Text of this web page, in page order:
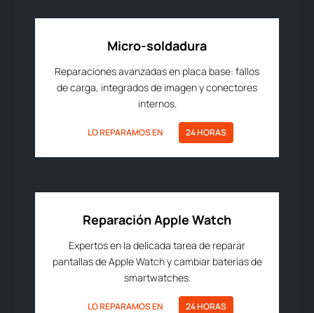
Micro-soldadura
Reparaciones avanzadas en placa base: fallos
de carga, integrados de imagen y conectores
internos.
LO REPARAMOS EN 24 HORAS
Reparación Apple Watch
Expertos en la delicada tarea de reparar
pantallas de Apple Watch y cambiar baterías de
smartwatches.
LO REPARAMOS EN 24 HORAS